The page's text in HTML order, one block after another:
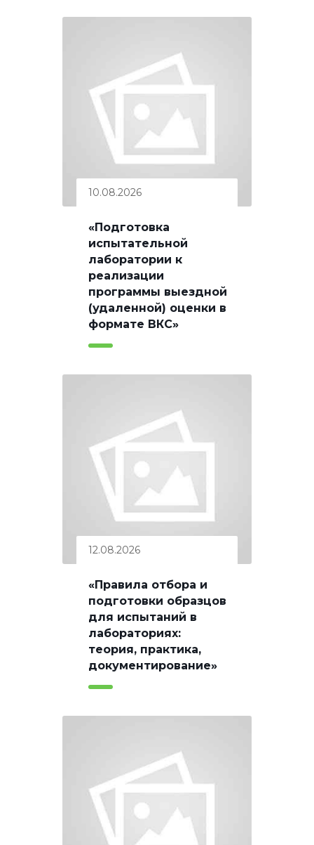
10.08.2026
«Подготовка
испытательной
лаборатории к
реализации
программы выездной
(удаленной) оценки в
формате ВКС»
12.08.2026
«Правила отбора и
подготовки образцов
для испытаний в
лабораториях:
теория, практика,
документирование»